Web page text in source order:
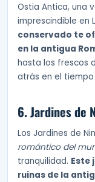
Ostia Antica, una
imprescindible en
conservado te
en la antigua
hasta los frescos
atrás en el
6. Jardines de
Los Jardines de
romántico del
tranquilidad. Este
ruinas de la